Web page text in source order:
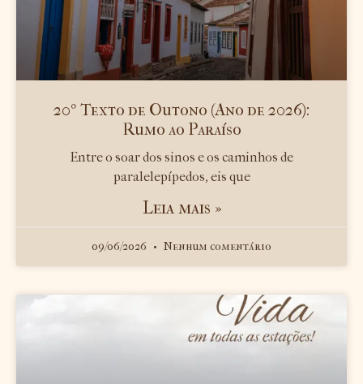
20º Texto de Outono (Ano de 2026):
Rumo ao Paraíso
Entre o soar dos sinos e os caminhos de
paralelepípedos, eis que
Leia mais »
09/06/2026 Nenhum comentário